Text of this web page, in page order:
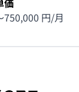
価
750,000 円/月